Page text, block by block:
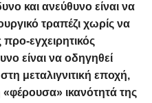
και ανεύθυνο είναι να
τραπέζι χωρίς να
προ-εγχειρητικός
είναι να οδηγηθεί
μεταλιγνιτική εποχή,
«φέρουσα» ικανότητά της